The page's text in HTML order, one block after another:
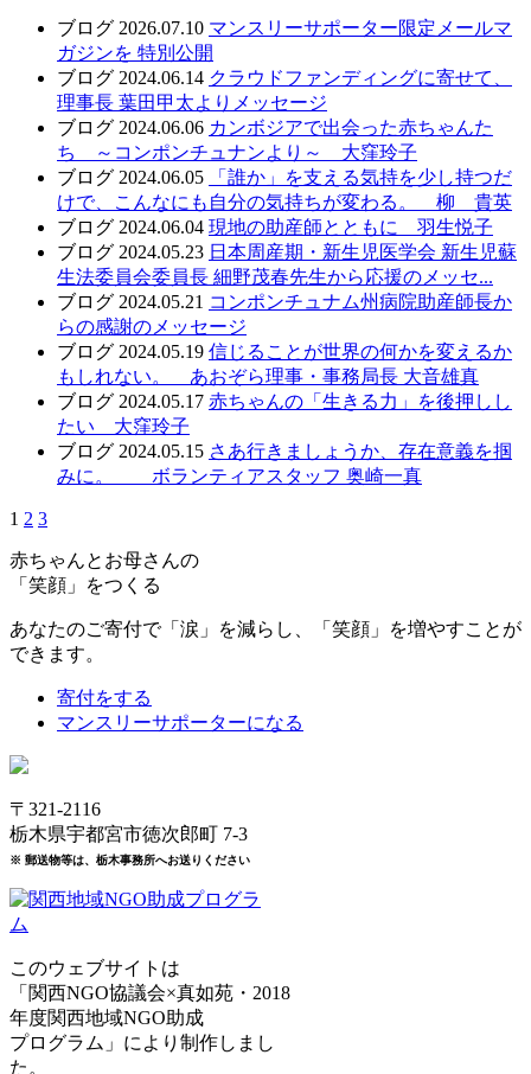
ブログ 2026.07.10 マンスリーサポーター限定メールマ
ガジンを 特別公開
ブログ 2024.06.14 クラウドファンディングに寄せて、
理事長 葉田甲太よりメッセージ
ブログ 2024.06.06 カンボジアで出会った赤ちゃんた
ち ～コンポンチュナンより～ 大窪玲子
ブログ 2024.06.05
「誰か」を支える気持を少し持つだ
けで、こんなにも自分の気持ちが変わる。 柳 貴英
ブログ 2024.06.04 現地の助産師とともに 羽生悦子
ブログ 2024.05.23 日本周産期・新生児医学会 新生児蘇
生法委員会委員長 細野茂春先生から応援のメッセ...
ブログ 2024.05.21 コンポンチュナム州病院助産師長か
らの感謝のメッセージ
ブログ 2024.05.19 信じることが世界の何かを変えるか
もしれない。 あおぞら理事・事務局長 大音雄真
ブログ 2024.05.17 赤ちゃんの「生きる力」を後押しし
たい 大窪玲子
ブログ 2024.05.15 さあ行きましょうか、存在意義を掴
みに。 ボランティアスタッフ 奥崎一真
1 2 3
赤ちゃんとお母さんの
「笑顔」をつくる
あなたのご寄付で「涙」を減らし、「笑顔」を増やすことが
できます。
寄付をする
マンスリーサポーターになる
〒321-2116
栃木県宇都宮市徳次郎町 7-3
※ 郵送物等は、栃木事務所へお送りください
このウェブサイトは
「関西NGO協議会×真如苑・2018
年度関西地域NGO助成
プログラム」により制作しまし
た。